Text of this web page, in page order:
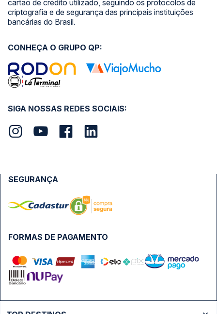
cartão de crédito utilizado, seguindo os protocolos de
criptografia e de segurança das principais instituições
bancárias do Brasil.
SIGA NOSSAS REDES SOCIAIS:
CONHEÇA O GRUPO QP:
FORMAS DE PAGAMENTO
SEGURANÇA